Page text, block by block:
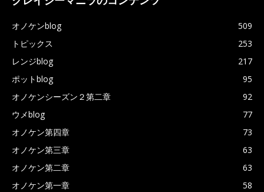
オノケンblog
509
トピックス
253
レンジblog
217
ポットblog
95
オノケンシーズン２第二章
92
ウメblog
77
オノケン第四章
73
オノケン第三章
63
オノケン第二章
63
オノケン第一章
58